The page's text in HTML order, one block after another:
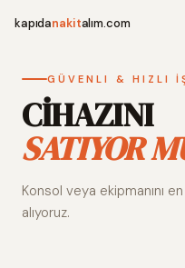
kapıdanakitalım.com
GÜVENLI & HIZLI
CİHAZINI
SATIYOR
Konsol veya ekipmanını
alıyoruz.